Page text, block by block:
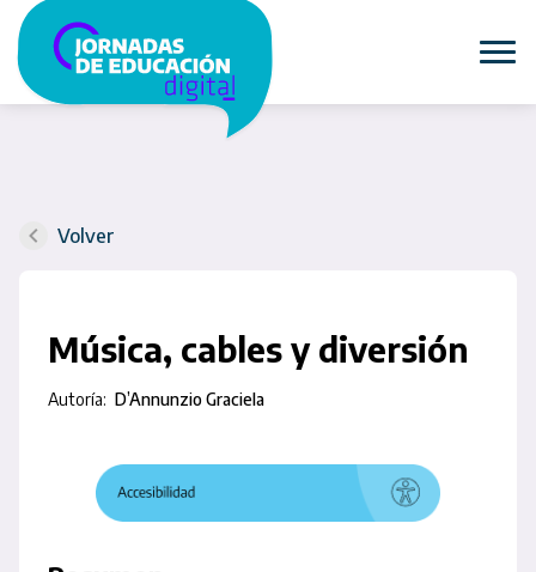
Volver
Música, cables y diversión
Autoría: D’Annunzio Graciela